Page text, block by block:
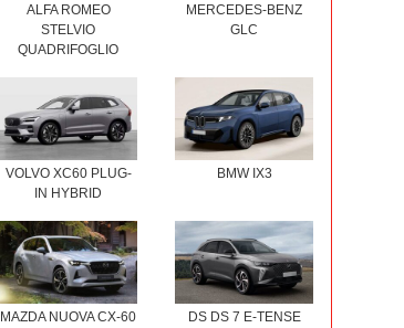
ALFA ROMEO
STELVIO
QUADRIFOGLIO
MERCEDES-BENZ
GLC
VOLVO XC60 PLUG-
IN HYBRID
BMW IX3
MAZDA NUOVA CX-60 DS DS 7 E-TENSE